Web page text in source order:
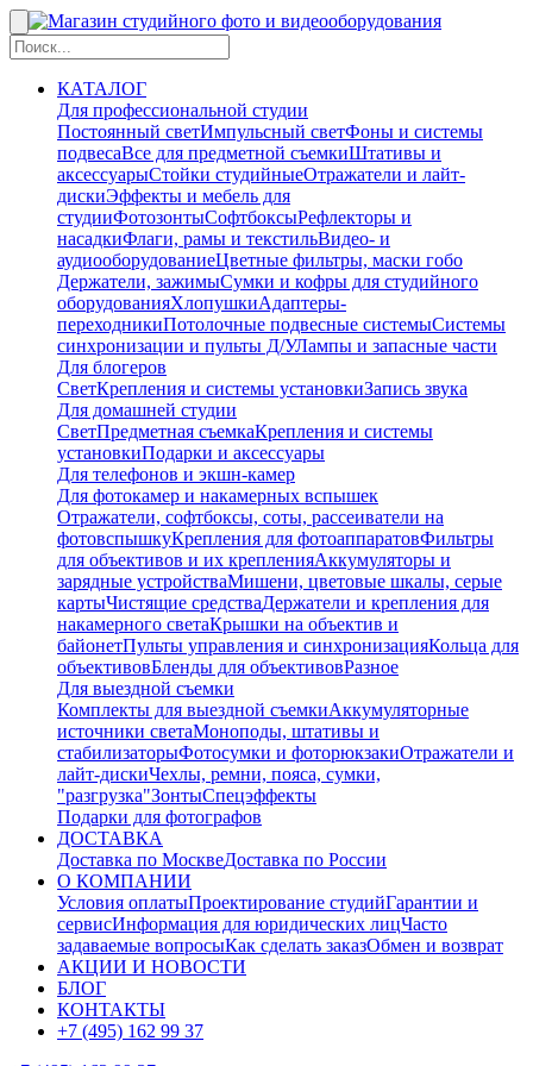
КАТАЛОГ
Для профессиональной студии
Постоянный светИмпульсный светФоны и системы
подвесаВсе для предметной съемкиШтативы и
аксессуарыСтойки студийныеОтражатели и лайт-
дискиЭффекты и мебель для
студииФотозонтыСофтбоксыРефлекторы и
насадкиФлаги, рамы и текстильВидео- и
аудиооборудованиеЦветные фильтры, маски гобо
Держатели, зажимыСумки и кофры для студийного
оборудованияХлопушкиАдаптеры-
переходникиПотолочные подвесные системыСистемы
синхронизации и пульты Д/УЛампы и запасные части
Для блогеров
СветКрепления и системы установкиЗапись звука
Для домашней студии
СветПредметная съемкаКрепления и системы
установкиПодарки и аксессуары
Для телефонов и экшн-камер
Для фотокамер и накамерных вспышек
Отражатели, софтбоксы, соты, рассеиватели на
фотовспышкуКрепления для фотоаппаратовФильтры
для объективов и их крепленияАккумуляторы и
зарядные устройстваМишени, цветовые шкалы, серые
картыЧистящие средстваДержатели и крепления для
накамерного светаКрышки на объектив и
байонетПульты управления и синхронизацияКольца для
объективовБленды для объективовРазное
Для выездной съемки
Комплекты для выездной съемкиАккумуляторные
источники светаМоноподы, штативы и
стабилизаторыФотосумки и фоторюкзакиОтражатели и
лайт-дискиЧехлы, ремни, пояса, сумки,
"разгрузка"ЗонтыСпецэффекты
Подарки для фотографов
ДОСТАВКА
Доставка по МосквеДоставка по России
О КОМПАНИИ
Условия оплатыПроектирование студийГарантии и
сервисИнформация для юридических лицЧасто
задаваемые вопросыКак сделать заказОбмен и возврат
АКЦИИ И НОВОСТИ
БЛОГ
КОНТАКТЫ
+7 (495) 162 99 37